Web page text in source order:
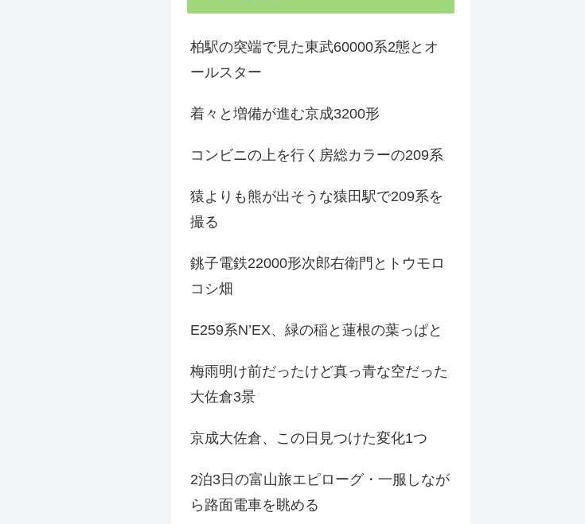
柏駅の突端で見た東武60000系2態とオ
ールスター
着々と増備が進む京成3200形
コンビニの上を行く房総カラーの209系
猿よりも熊が出そうな猿田駅で209系を
撮る
銚子電鉄22000形次郎右衛門とトウモロ
コシ畑
E259系N’EX、緑の稲と蓮根の葉っぱと
梅雨明け前だったけど真っ青な空だった
大佐倉3景
京成大佐倉、この日見つけた変化1つ
2泊3日の富山旅エピローグ・一服しなが
ら路面電車を眺める